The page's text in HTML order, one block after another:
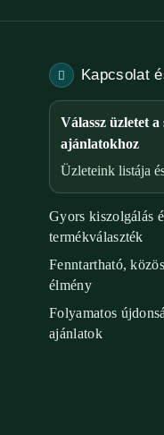
Kapcsolat
Válassz üzletet a
ajánlatokhoz
Üzleteink listája
Gyors kiszolgálás
termékválaszték
Fenntartható,
élmény
Folyamatos
ajánlatok